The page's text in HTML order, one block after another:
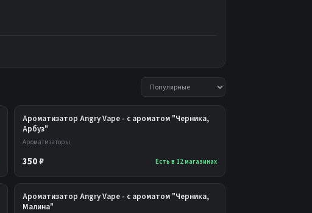
Ароматизатор Angry Vape - с ароматом "Черника,
Арбуз"
Ароматизаторы
350 ₽ Есть в 12 магазинах
Ароматизатор Angry Vape - с ароматом "Черника,
Малина"